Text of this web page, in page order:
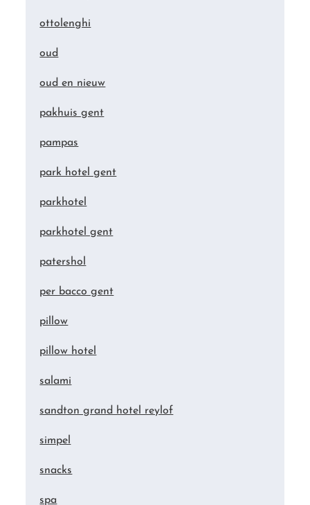
ottolenghi
oud
oud en nieuw
pakhuis gent
pampas
park hotel gent
parkhotel
parkhotel gent
patershol
per bacco gent
pillow
pillow hotel
salami
sandton grand hotel reylof
simpel
snacks
spa